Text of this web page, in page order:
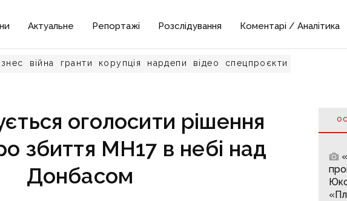
Актуальне Репортажі Розслідування Коментарі / Аналітика
війна гранти корупція нардепи відео спецпроєкти
оголосити рішення
збиття MH17 в небі над
Донбасом